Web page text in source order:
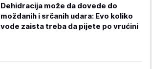
Dehidracija može da dovede do
moždanih i srčanih udara: Evo koliko
vode zaista treba da pijete po vrućini